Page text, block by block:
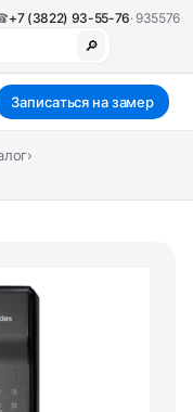
+7 (3822) 93-55-76· 935576
🔎
Записаться на замер
›